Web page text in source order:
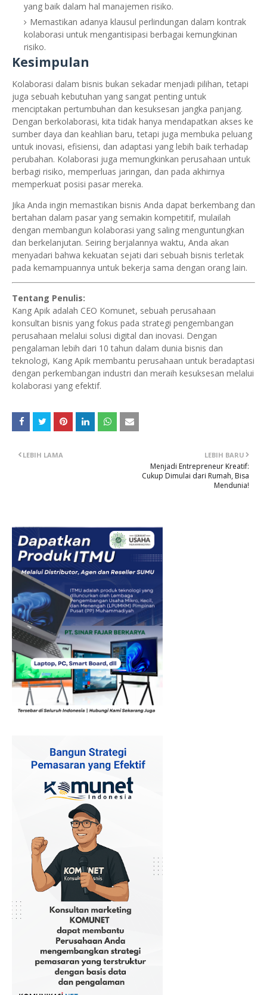
yang baik dalam hal manajemen risiko.
Memastikan adanya klausul perlindungan dalam kontrak
kolaborasi untuk mengantisipasi berbagai kemungkinan
risiko.
Kesimpulan
Kolaborasi dalam bisnis bukan sekadar menjadi pilihan, tetapi
juga sebuah kebutuhan yang sangat penting untuk
menciptakan pertumbuhan dan kesuksesan jangka panjang.
Dengan berkolaborasi, kita tidak hanya mendapatkan akses ke
sumber daya dan keahlian baru, tetapi juga membuka peluang
untuk inovasi, efisiensi, dan adaptasi yang lebih baik terhadap
perubahan. Kolaborasi juga memungkinkan perusahaan untuk
berbagi risiko, memperluas jaringan, dan pada akhirnya
memperkuat posisi pasar mereka.
Jika Anda ingin memastikan bisnis Anda dapat berkembang dan
bertahan dalam pasar yang semakin kompetitif, mulailah
dengan membangun kolaborasi yang saling menguntungkan
dan berkelanjutan. Seiring berjalannya waktu, Anda akan
menyadari bahwa kekuatan sejati dari sebuah bisnis terletak
pada kemampuannya untuk bekerja sama dengan orang lain.
Tentang Penulis:
Kang Apik adalah CEO Komunet, sebuah perusahaan
konsultan bisnis yang fokus pada strategi pengembangan
perusahaan melalui solusi digital dan inovasi. Dengan
pengalaman lebih dari 10 tahun dalam dunia bisnis dan
teknologi, Kang Apik membantu perusahaan untuk beradaptasi
dengan perkembangan industri dan meraih kesuksesan melalui
kolaborasi yang efektif.
LEBIH BARU
Menjadi Entrepreneur Kreatif:
Cukup Dimulai dari Rumah, Bisa
Mendunia!
LEBIH LAMA